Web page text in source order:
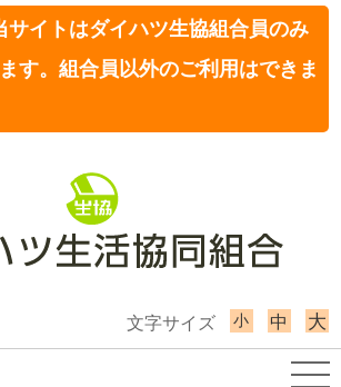
サイトはダイハツ生協組合員のみ
す。組合員以外のご利用はできま
文字サイズ 小 中 大